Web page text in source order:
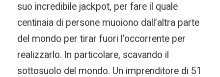
suo incredibile jackpot, per fare il quale
centinaia di persone muoiono dall’altra parte
del mondo per tirar fuori l’occorrente per
realizzarlo. In particolare, scavando il
sottosuolo del mondo. Un imprenditore di 51